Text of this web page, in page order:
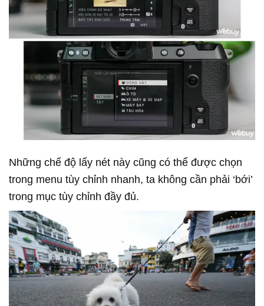
Những chế độ lấy nét này cũng có thể được chọn
trong menu tùy chỉnh nhanh, ta không cần phải ‘bới’
trong mục tùy chỉnh đầy đủ.